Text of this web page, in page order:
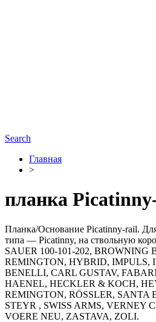
Search
Главная
>
планка
Планка/Основание Picatinny-rail.
типа — Picatinny, на ствольную
SAUER 100-101-202, BROWNING
REMINGTON, HYBRID, IMPULS,
BENELLI, CARL GUSTAV,
HAENEL, HECKLER & KOCH,
REMINGTON, RÖSSLER, SANTA
STEYR , SWISS ARMS, VERNEY
VOERE NEU, ZASTAVA, ZOLI.